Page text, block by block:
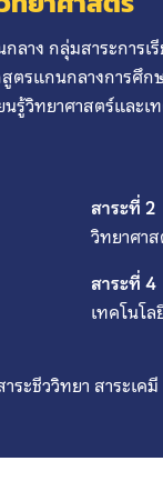
ลาง กลุ่มสาระการ
ตรแกนกลางการศึ
รู้วิทยาศาสตร์และเ
สาระที่ 2
วิทยาศา
สาระที่ 4
เทคโนโล
ระชีววิทยา สาระเค